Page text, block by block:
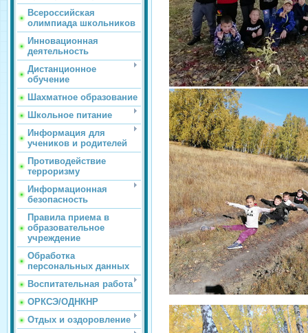
Всероссийская
олимпиада школьников
Инновационная
деятельность
Дистанционное
обучение
Шахматное образование
Школьное питание
Информация для
учеников и родителей
Противодействие
терроризму
Информационная
безопасность
Правила приема в
образовательное
учреждение
Обработка
персональных данных
Воспитательная работа
ОРКСЭ/ОДНКНР
Отдых и оздоровление